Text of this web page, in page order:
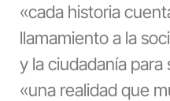
«cada historia
llamamiento a la
y la ciudadanía para
«una realidad que